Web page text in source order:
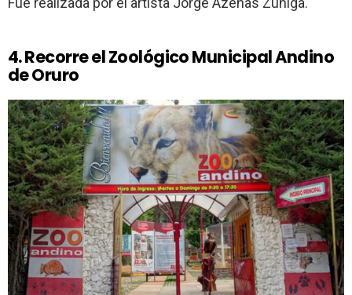
4. Recorre el Zoológico Municipal Andino
de Oruro